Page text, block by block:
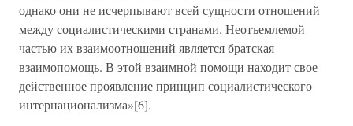
однако они не исчерпывают всей сущности отношений
между социалистическими странами. Неотъемлемой
частью их взаимоотношений является братская
взаимопомощь. В этой взаимной помощи находит свое
действенное проявление принцип социалистического
интернационализма»[6].